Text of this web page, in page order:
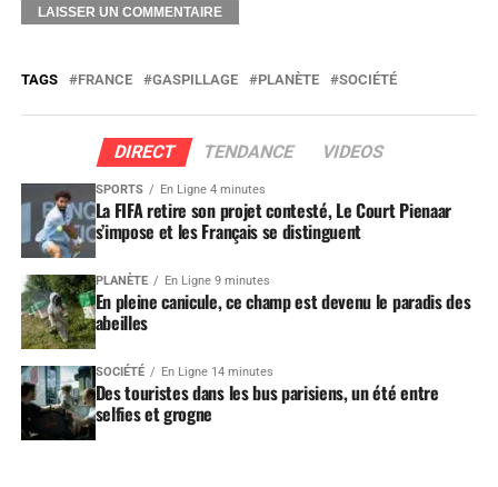
TAGS FRANCE GASPILLAGE PLANÈTE SOCIÉTÉ
DIRECT TENDANCE VIDEOS
SPORTS En Ligne 4 minutes
La FIFA retire son projet contesté, Le Court Pienaar
s’impose et les Français se distinguent
PLANÈTE En Ligne 9 minutes
En pleine canicule, ce champ est devenu le paradis des
abeilles
SOCIÉTÉ En Ligne 14 minutes
Des touristes dans les bus parisiens, un été entre
selfies et grogne